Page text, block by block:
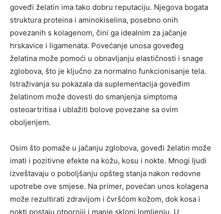
goveđi želatin ima tako dobru reputaciju. Njegova bogata
struktura proteina i aminokiselina, posebno onih
povezanih s kolagenom, čini ga idealnim za jačanje
hrskavice i ligamenata. Povećanje unosa goveđeg
želatina može pomoći u obnavljanju elastičnosti i snage
zglobova, što je ključno za normalno funkcionisanje tela.
Istraživanja su pokazala da suplementacija goveđim
želatinom može dovesti do smanjenja simptoma
osteoartritisa i ublažiti bolove povezane sa ovim
oboljenjem.
Osim što pomaže u jačanju zglobova, goveđi želatin može
imati i pozitivne efekte na kožu, kosu i nokte. Mnogi ljudi
izveštavaju o poboljšanju opšteg stanja nakon redovne
upotrebe ove smjese. Na primer, povećan unos kolagena
može rezultirati zdravijom i čvršćom kožom, dok kosa i
nokti postaju otporniji i manje skloni lomljenju. U